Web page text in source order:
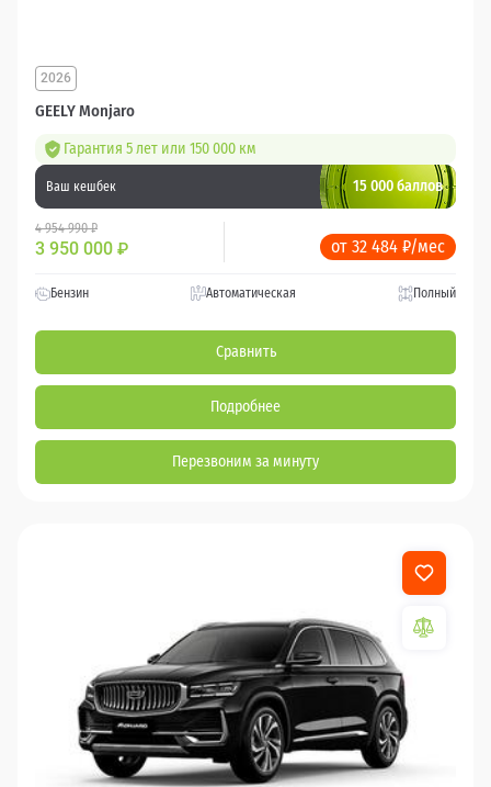
GEELY Monjaro
2026
Гарантия 5 лет или 150 000 км
Ваш кешбек 15 000 баллов
4 954 990 ₽
3 950 000 ₽ от 32 484 ₽/мес
Бензин Автоматическая Полный
Сравнить
Подробнее
Перезвоним за минуту